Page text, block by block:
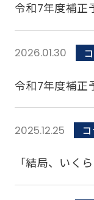
令和7年度補正
2026.01.30
令和7年度補正
2025.12.25
「結局、いく